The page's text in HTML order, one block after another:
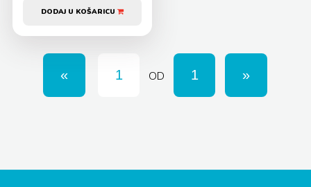
DODAJ U KOŠARICU
OD